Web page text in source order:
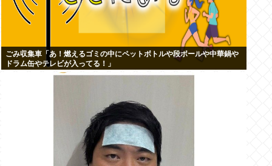
ごみ収集車「あ！燃えるゴミの中にペットボトルや段ボールや中華鍋や
ドラム缶やテレビが入ってる！」